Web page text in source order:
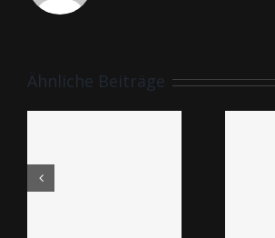
Ähnliche Beiträge